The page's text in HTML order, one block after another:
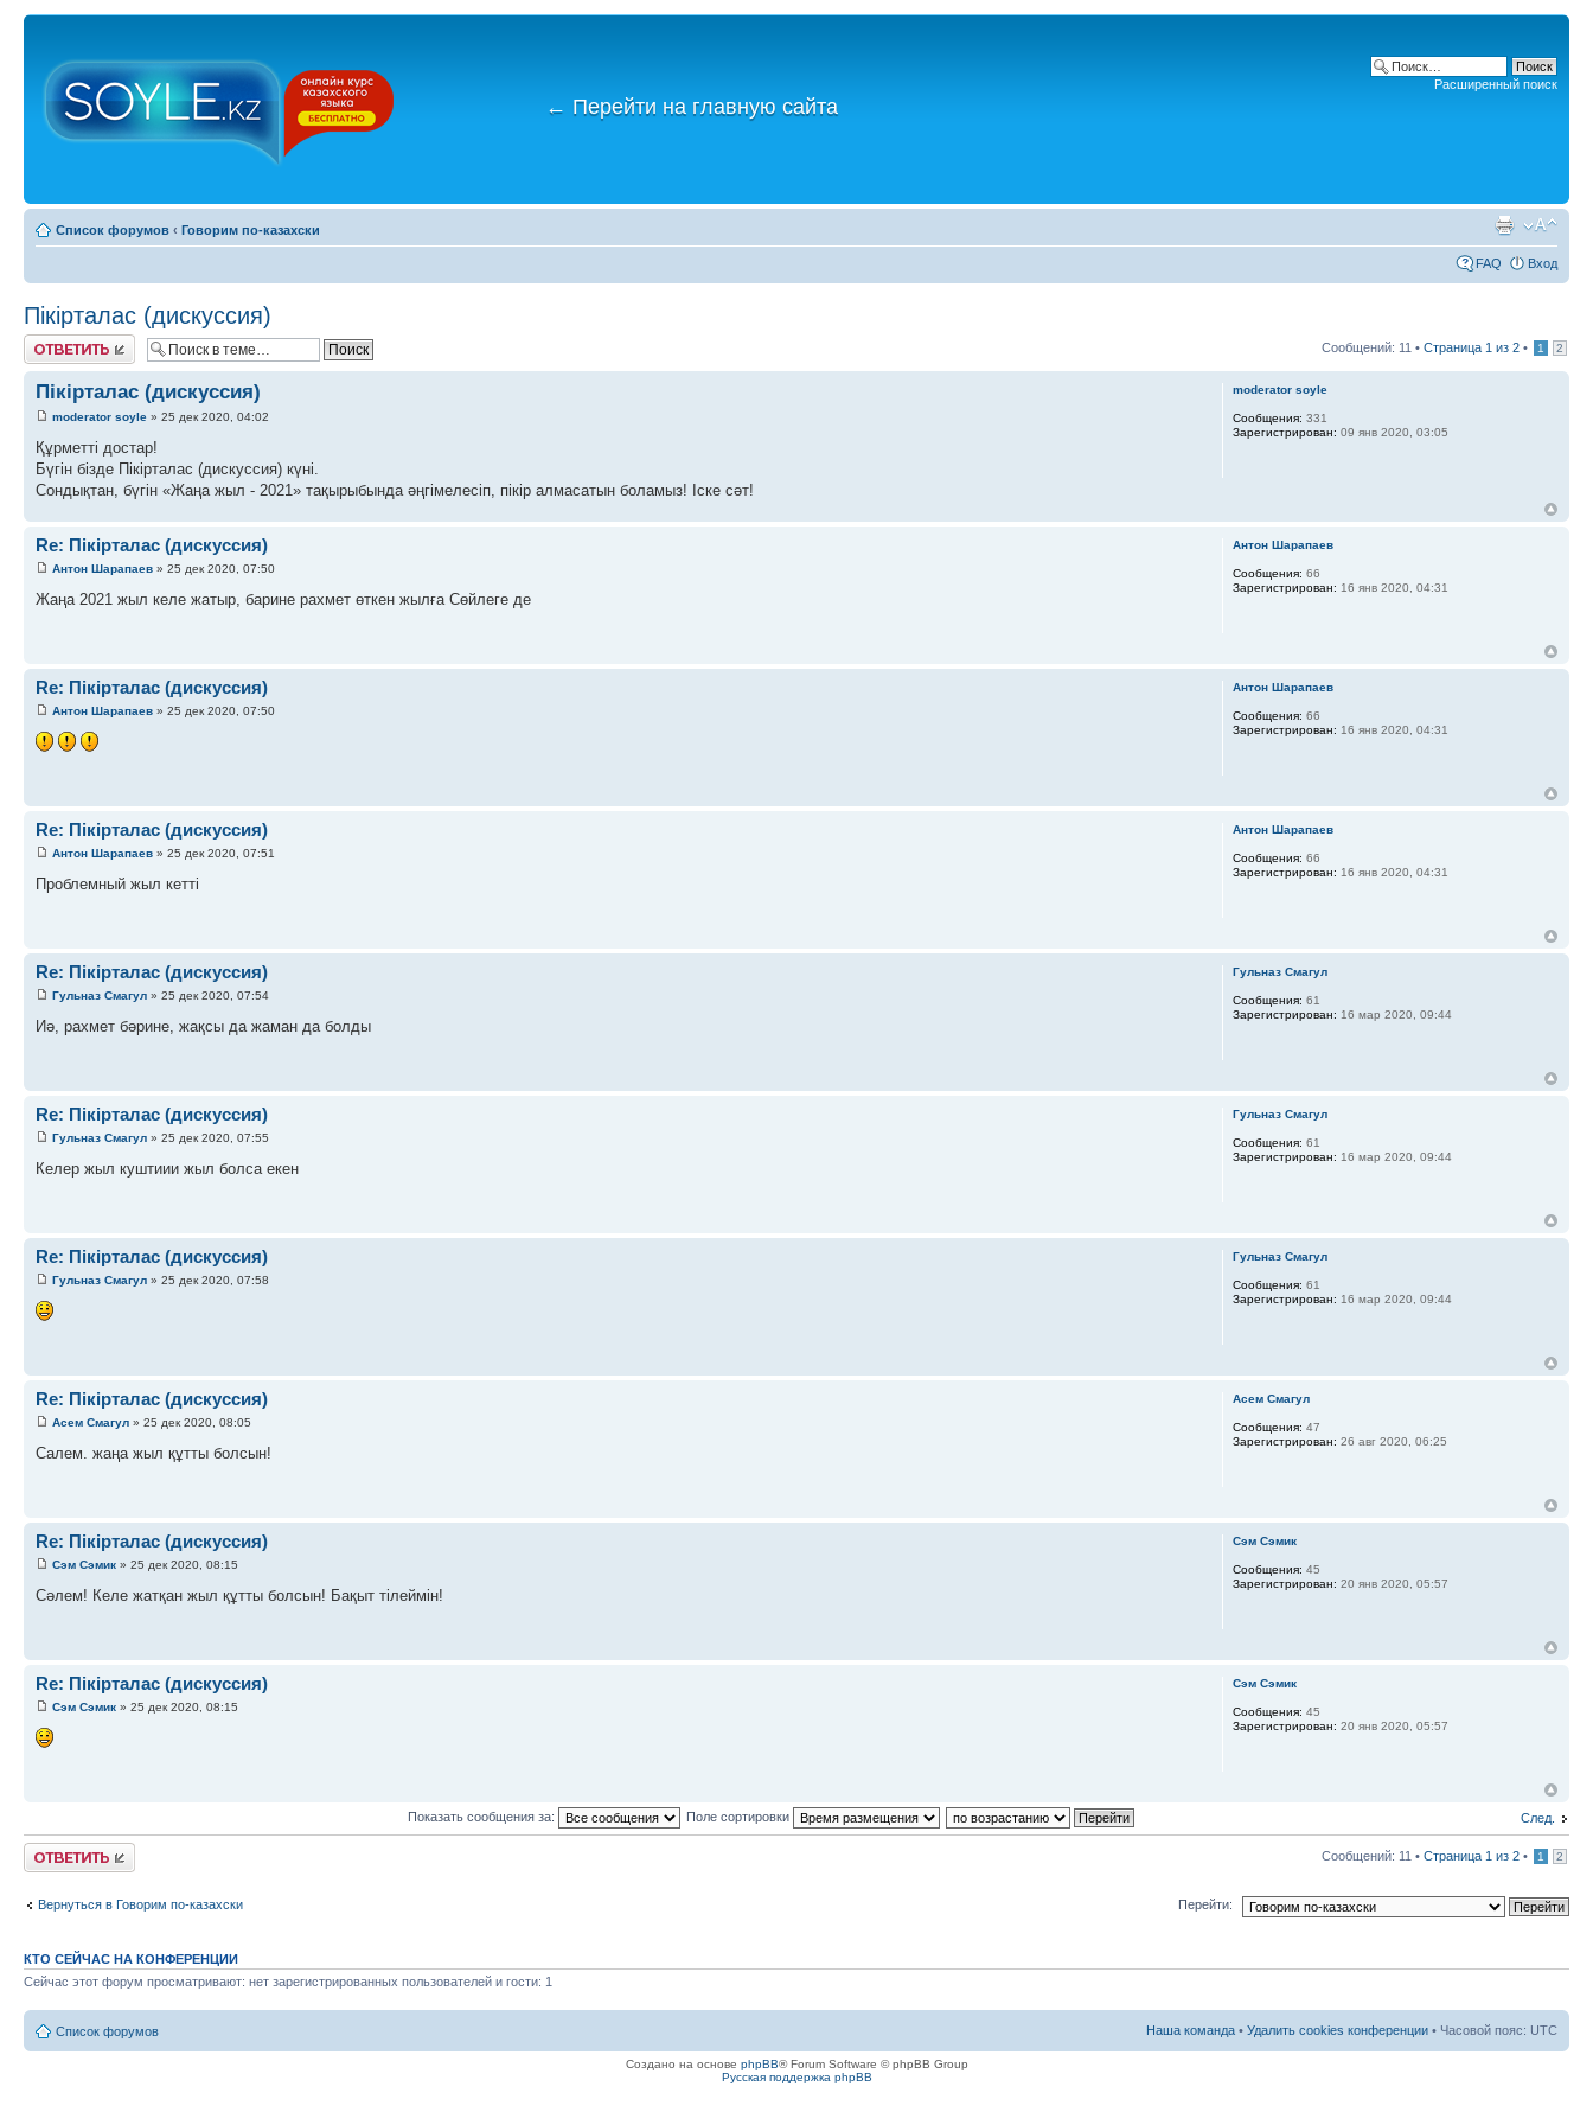
← Перейти на главную сайта
Расширенный поиск
Список форумов ‹ Говорим по-казахски
FAQ Вход
Пікірталас (дискуссия)
Ответить Сообщений: 11 • Страница 1 из 2 • 1 2
Пікірталас (дискуссия)
moderator soyle » 25 дек 2020, 04:02
Құрметті достар!
Бүгін бізде Пікірталас (дискуссия) күні.
Сондықтан, бүгін «Жаңа жыл - 2021» тақырыбында әңгімелесіп, пікір алмасатын боламыз! Іске сәт!
moderator soyle
Сообщения: 331
Зарегистрирован: 09 янв 2020, 03:05
Re: Пікірталас (дискуссия)
Антон Шарапаев » 25 дек 2020, 07:50
Жаңа 2021 жыл келе жатыр, барине рахмет өткен жылға Сөйлеге де
Антон Шарапаев
Сообщения: 66
Зарегистрирован: 16 янв 2020, 04:31
Re: Пікірталас (дискуссия)
Антон Шарапаев » 25 дек 2020, 07:50
Антон Шарапаев
Сообщения: 66
Зарегистрирован: 16 янв 2020, 04:31
Re: Пікірталас (дискуссия)
Антон Шарапаев » 25 дек 2020, 07:51
Проблемный жыл кетті
Антон Шарапаев
Сообщения: 66
Зарегистрирован: 16 янв 2020, 04:31
Re: Пікірталас (дискуссия)
Гульназ Смагул » 25 дек 2020, 07:54
Иә, рахмет бәрине, жақсы да жаман да болды
Гульназ Смагул
Сообщения: 61
Зарегистрирован: 16 мар 2020, 09:44
Re: Пікірталас (дискуссия)
Гульназ Смагул » 25 дек 2020, 07:55
Келер жыл куштиии жыл болса екен
Гульназ Смагул
Сообщения: 61
Зарегистрирован: 16 мар 2020, 09:44
Re: Пікірталас (дискуссия)
Гульназ Смагул » 25 дек 2020, 07:58
Гульназ Смагул
Сообщения: 61
Зарегистрирован: 16 мар 2020, 09:44
Re: Пікірталас (дискуссия)
Асем Смагул » 25 дек 2020, 08:05
Салем. жаңа жыл құтты болсын!
Асем Смагул
Сообщения: 47
Зарегистрирован: 26 авг 2020, 06:25
Re: Пікірталас (дискуссия)
Сэм Сэмик » 25 дек 2020, 08:15
Сәлем! Келе жатқан жыл құтты болсын! Бақыт тілеймін!
Сэм Сэмик
Сообщения: 45
Зарегистрирован: 20 янв 2020, 05:57
Re: Пікірталас (дискуссия)
Сэм Сэмик » 25 дек 2020, 08:15
Сэм Сэмик
Сообщения: 45
Зарегистрирован: 20 янв 2020, 05:57
След.
Показать сообщения за: Поле сортировки
Ответить Сообщений: 11 • Страница 1 из 2 • 1 2
Вернуться в Говорим по-казахски Перейти:
КТО СЕЙЧАС НА КОНФЕРЕНЦИИ
Сейчас этот форум просматривают: нет зарегистрированных пользователей и гости: 1
Список форумов Наша команда • Удалить cookies конференции • Часовой пояс: UTC
Создано на основе phpBB® Forum Software © phpBB Group
Русская поддержка phpBB